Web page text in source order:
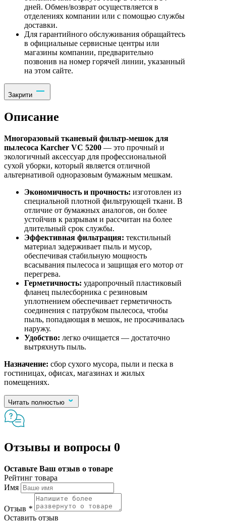
дней. Обмен/возврат осуществляется в
отделениях компании или с помощью службы
доставки.
Для гарантийного обслуживания обращайтесь
в официальные сервисные центры или
магазины компании, предварительно
позвонив на номер горячей линии, указанный
на этом сайте.
Закрити
Описание
Многоразовый тканевый фильтр-мешок для
пылесоса Karcher VC 5200 — это прочный и
экологичный аксессуар для профессиональной
сухой уборки, который является отличной
альтернативой одноразовым бумажным мешкам.
Экономичность и прочность: изготовлен из
специальной плотной фильтрующей ткани. В
отличие от бумажных аналогов, он более
устойчив к разрывам и рассчитан на более
длительный срок службы.
Эффективная фильтрация: текстильный
материал задерживает пыль и мусор,
обеспечивая стабильную мощность
всасывания пылесоса и защищая его мотор от
перегрева.
Герметичность: ударопрочный пластиковый
фланец пылесборника с резиновым
уплотнением обеспечивает герметичность
соединения с патрубком пылесоса, чтобы
пыль, попадающая в мешок, не просачивалась
наружу.
Удобство: легко очищается — достаточно
вытряхнуть пыль.
Назначение: сбор сухого мусора, пыли и песка в
гостиницах, офисах, магазинах и жилых
помещениях.
Читать полностью
Отзывы и вопросы 0
Оставьте Ваш отзыв о товаре
Рейтинг товара
Имя
Отзыв *
Оставить отзыв